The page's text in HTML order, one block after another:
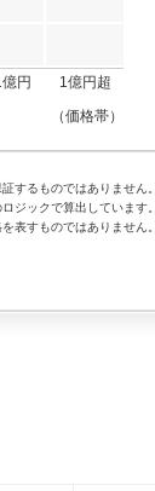
円
1億円超
（価格帯）
するものではありません。
ジックで算出しています。
表すものではありません。